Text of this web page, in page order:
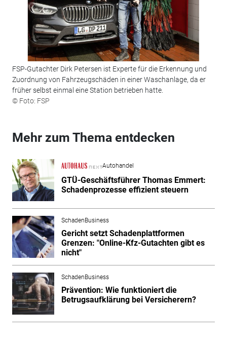
FSP-Gutachter Dirk Petersen ist Experte für die Erkennung und
Zuordnung von Fahrzeugschäden in einer Waschanlage, da er
früher selbst einmal eine Station betrieben hatte.
© Foto: FSP
Mehr zum Thema entdecken
Autohandel
GTÜ-Geschäftsführer Thomas Emmert:
Schadenprozesse effizient steuern
SchadenBusiness
Gericht setzt Schadenplattformen
Grenzen: "Online-Kfz-Gutachten gibt es
nicht"
SchadenBusiness
Prävention: Wie funktioniert die
Betrugsaufklärung bei Versicherern?